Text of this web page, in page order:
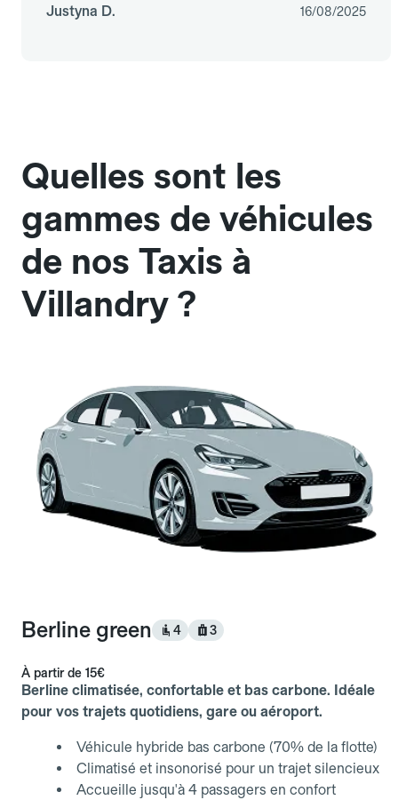
Justyna D. 16/08/2025
Quelles sont les
gammes de véhicules
de nos Taxis à
Villandry ?
Berline green 4 3
À partir de 15€
Berline climatisée, confortable et bas carbone. Idéale
pour vos trajets quotidiens, gare ou aéroport.
Véhicule hybride bas carbone (70% de la flotte)
Climatisé et insonorisé pour un trajet silencieux
Accueille jusqu'à 4 passagers en confort